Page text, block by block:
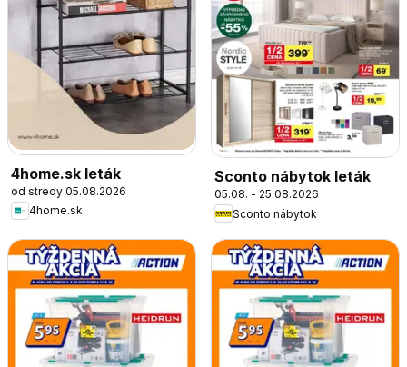
4home.sk leták
od stredy 05.08.2026
4home.sk
Sconto nábytok leták
05.08. - 25.08.2026
Sconto nábytok